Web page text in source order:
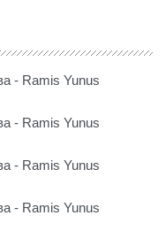
- Ramis Yunus
- Ramis Yunus
- Ramis Yunus
- Ramis Yunus